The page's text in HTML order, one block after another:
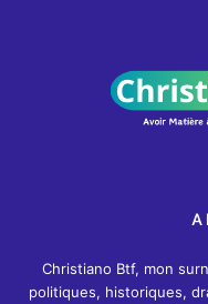
A
Christiano Btf, mon
politiques, historiques,